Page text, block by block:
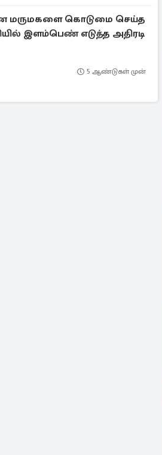
மருமகளை கொடுமை செய்த
இளம்பெண் எடுத்த அதிரடி
5 ஆண்டுகள் முன்